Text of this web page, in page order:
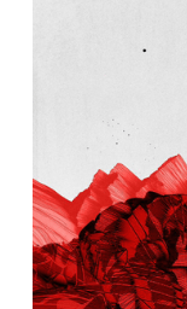
主持人檔案
拼團快團群組
劇本殺介紹
新手須知